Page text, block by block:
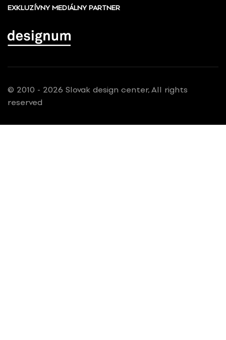
EXKLUZÍVNY MEDIÁLNY PARTNER
© 2010 - 2026 Slovak design center, All rights
reserved